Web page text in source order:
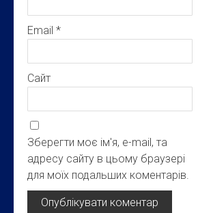
Email *
Сайт
Зберегти моє ім'я, e-mail, та
адресу сайту в цьому браузері
для моїх подальших коментарів.